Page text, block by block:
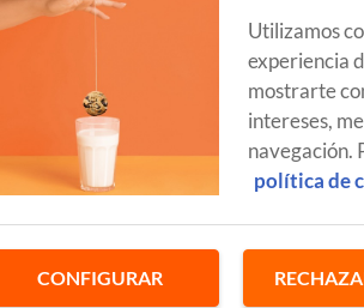
Utilizamos
experiencia
mostrarte
intereses,
navegación.
política de
CONFIGURAR